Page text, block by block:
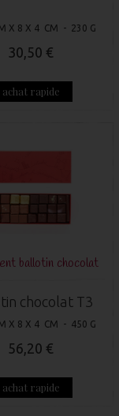
X 8 X 4 CM - 230 G
30,50 €
achat rapide
ballotin chocolat
chocolat T3
X 8 X 4 CM - 450 G
56,20 €
achat rapide